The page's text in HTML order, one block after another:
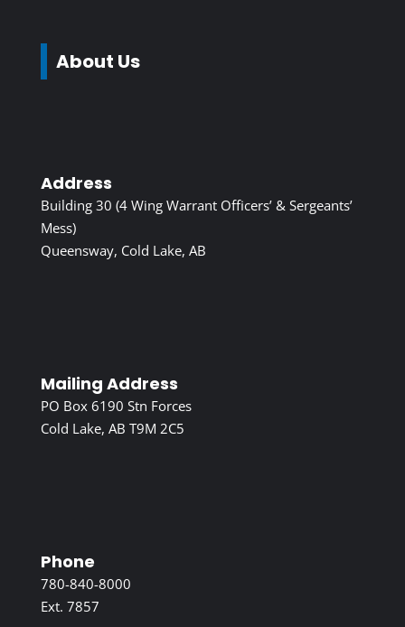
About Us
Address
Building 30 (4 Wing Warrant Officers’ & Sergeants’
Mess)
Queensway, Cold Lake, AB
Mailing Address
PO Box 6190 Stn Forces
Cold Lake, AB T9M 2C5
Phone
780-840-8000
Ext. 7857